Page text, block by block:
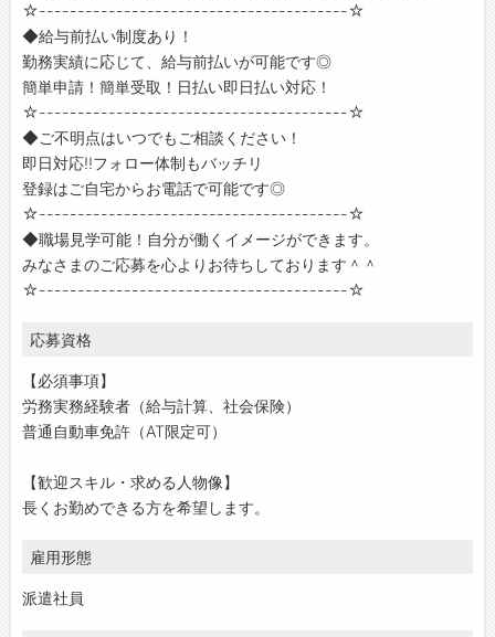
☆----------------------------------------☆
◆給与前払い制度あり！
勤務実績に応じて、給与前払いが可能です◎
簡単申請！簡単受取！日払い即日払い対応！
☆----------------------------------------☆
◆ご不明点はいつでもご相談ください！
即日対応!!フォロー体制もバッチリ
登録はご自宅からお電話で可能です◎
☆----------------------------------------☆
◆職場見学可能！自分が働くイメージができます。
みなさまのご応募を心よりお待ちしております＾＾
☆----------------------------------------☆
応募資格
【必須事項】
労務実務経験者（給与計算、社会保険）
普通自動車免許（AT限定可）
【歓迎スキル・求める人物像】
長くお勤めできる方を希望します。
雇用形態
派遣社員